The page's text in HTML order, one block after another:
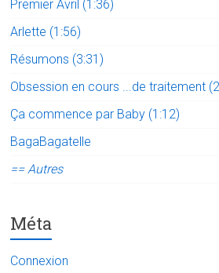
Premier Avril (1:36)
Arlette (1:56)
Résumons (3:31)
Obsession en cours ...de traitement
Ça commence par Baby (1:12)
BagaBagatelle
== Autres
Méta
Connexion